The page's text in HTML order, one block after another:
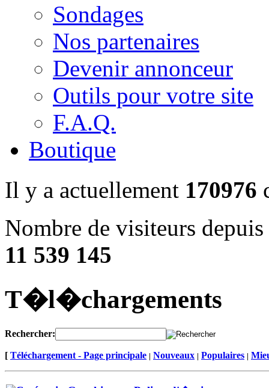
Sondages
Nos partenaires
Devenir annonceur
Outils pour votre site
F.A.Q.
Boutique
Il y a actuellement 170976
Nombre de visiteurs
11 539 145
T�l�chargements
Rechercher:
[ Téléchargement - Page principale | Nouveaux | Populaires |